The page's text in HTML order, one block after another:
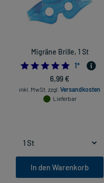
Migräne Brille, 1 St
5.0
1*
6,99 €
inkl. MwSt. zzgl. Versandkosten
Lieferbar
In den Warenkorb